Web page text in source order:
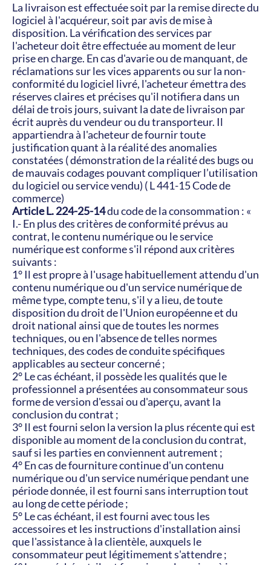
La livraison est effectuée soit par la remise directe du
logiciel à l'acquéreur, soit par avis de mise à
disposition. La vérification des services par
l'acheteur doit être effectuée au moment de leur
prise en charge. En cas d'avarie ou de manquant, de
réclamations sur les vices apparents ou sur la non-
conformité du logiciel livré, l'acheteur émettra des
réserves claires et précises qu'il notifiera dans un
délai de trois jours, suivant la date de livraison par
écrit auprès du vendeur ou du transporteur. Il
appartiendra à l'acheteur de fournir toute
justification quant à la réalité des anomalies
constatées ( démonstration de la réalité des bugs ou
de mauvais codages pouvant compliquer l’utilisation
du logiciel ou service vendu) ( L 441-15 Code de
commerce)
Article L. 224-25-14 du code de la consommation : «
I.- En plus des critères de conformité prévus au
contrat, le contenu numérique ou le service
numérique est conforme s'il répond aux critères
suivants :
1° Il est propre à l'usage habituellement attendu d'un
contenu numérique ou d'un service numérique de
même type, compte tenu, s'il y a lieu, de toute
disposition du droit de l'Union européenne et du
droit national ainsi que de toutes les normes
techniques, ou en l'absence de telles normes
techniques, des codes de conduite spécifiques
applicables au secteur concerné ;
2° Le cas échéant, il possède les qualités que le
professionnel a présentées au consommateur sous
forme de version d'essai ou d'aperçu, avant la
conclusion du contrat ;
3° Il est fourni selon la version la plus récente qui est
disponible au moment de la conclusion du contrat,
sauf si les parties en conviennent autrement ;
4° En cas de fourniture continue d'un contenu
numérique ou d'un service numérique pendant une
période donnée, il est fourni sans interruption tout
au long de cette période ;
5° Le cas échéant, il est fourni avec tous les
accessoires et les instructions d'installation ainsi
que l'assistance à la clientèle, auxquels le
consommateur peut légitimement s'attendre ;